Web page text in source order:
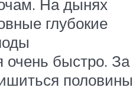
На дынях
глубокие
очень быстро. За
половины